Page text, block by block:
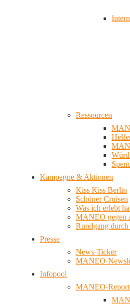
Ressourcen
Kampagne & Aktionen
Kiss Kiss Berlin
Schöner Cruisen
Was ich erlebt
MANEO gegen
Rundgang
Presse
News-Ticker
MANEO-
Infopool
MANEO-